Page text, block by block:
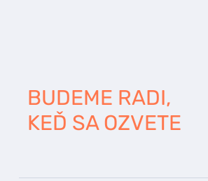
BUDEME RADI,
KEĎ SA OZVETE